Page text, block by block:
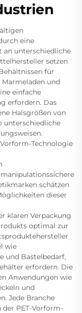
eine
an unterschiedliche
setzen
für
und
einfache
erfordern. Das
Halsgrößen von
unterschiedliche
Technologie
schätzen
dieser
klaren Verpackung
optimal zur
wie
und Bastelbedarf,
erfordern. Die
Anwendungen wie
und
Jede Branche
PET-Vorform-